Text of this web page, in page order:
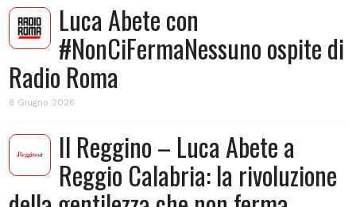
Luca Abete con
#NonCiFermaNessuno ospite di
Radio Roma
8 Giugno 2026
Il Reggino – Luca Abete a
Reggio Calabria: la rivoluzione